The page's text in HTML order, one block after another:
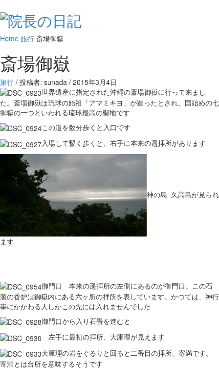
Home 旅行 斎場御嶽
斎場御嶽
旅行 / 投稿者: sunada / 2015年3月4日
世界遺産に指定された沖縄の斎場御嶽に行って来まし
た。斎場御嶽は琉球の始祖「アマミキヨ」が造ったとされ、国始めの七
御嶽の一つといわれる琉球最高の聖地です
この道を数分歩くと入口です
入場して暫く歩くと、右手に本来の遥拝所があります
神の島 久高島が見られ
ます
御門口 本来の遥拝所の左側にあるのが御門口。この石
製の香炉は御嶽内にある六ヶ所の拝所を表しています。かつては、神行
事にかかわる人しかこの先には入れませんでした
御門口から入り石畳を進むと
左手に最初の拝所、大庫理が見えます
大庫理の岩をぐるりと回ると二番目の拝所、寄満です。
寄満とは台所を意味するそうです